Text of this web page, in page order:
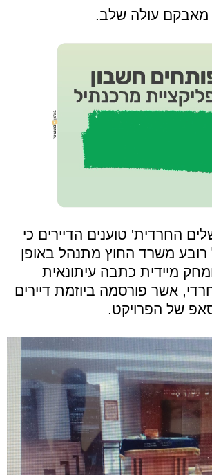
עולה שלב.
החרדית' טוענים הדיירים כי
רובע משרד החוץ מתנהל באופן
מיידית כתבה עיתונאית
אשר פורסמה ביוזמת דיירים
של הפרויקט.